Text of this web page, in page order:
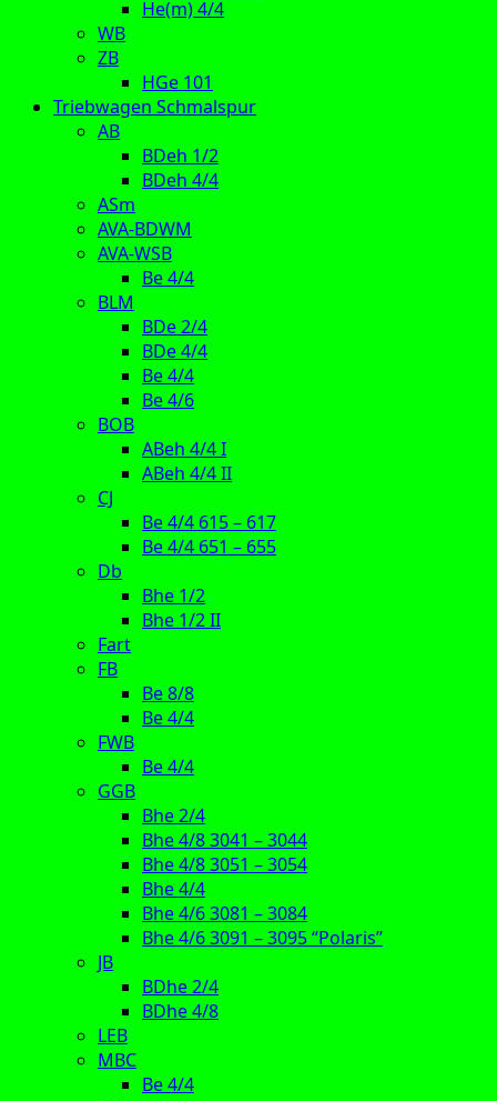
He(m) 4/4
WB
ZB
HGe 101
Triebwagen Schmalspur
AB
BDeh 1/2
BDeh 4/4
ASm
AVA-BDWM
AVA-WSB
Be 4/4
BLM
BDe 2/4
BDe 4/4
Be 4/4
Be 4/6
BOB
ABeh 4/4 I
ABeh 4/4 II
CJ
Be 4/4 615 – 617
Be 4/4 651 – 655
Db
Bhe 1/2
Bhe 1/2 II
Fart
FB
Be 8/8
Be 4/4
FWB
Be 4/4
GGB
Bhe 2/4
Bhe 4/8 3041 – 3044
Bhe 4/8 3051 – 3054
Bhe 4/4
Bhe 4/6 3081 – 3084
Bhe 4/6 3091 – 3095 “Polaris”
JB
BDhe 2/4
BDhe 4/8
LEB
MBC
Be 4/4